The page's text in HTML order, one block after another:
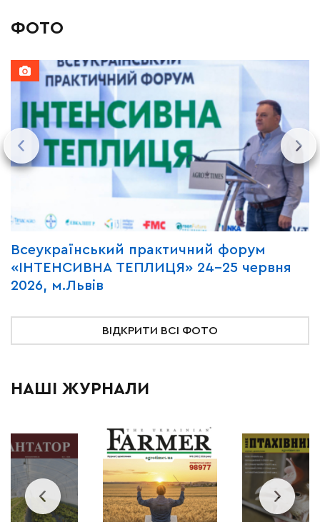
ФОТО
Всеукраїнський практичний форум
«ІНТЕНСИВНА ТЕПЛИЦЯ» 24-25 червня
2026, м.Львів
ВІДКРИТИ ВСІ ФОТО
НАШІ ЖУРНАЛИ